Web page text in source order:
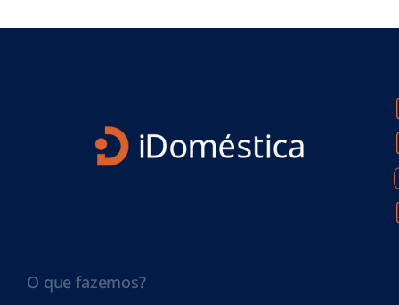
O que fazemos?